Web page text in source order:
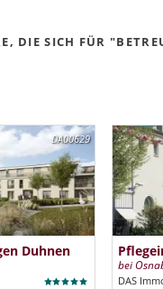
DIE SICH FÜR
DA00629
Duhnen
bei
DAS